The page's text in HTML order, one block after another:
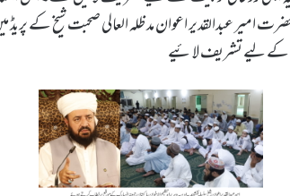
امیر عبدالقدیر اعوان مد ظلہ العالی صحبت شیخ
لیے تشریف لائیے